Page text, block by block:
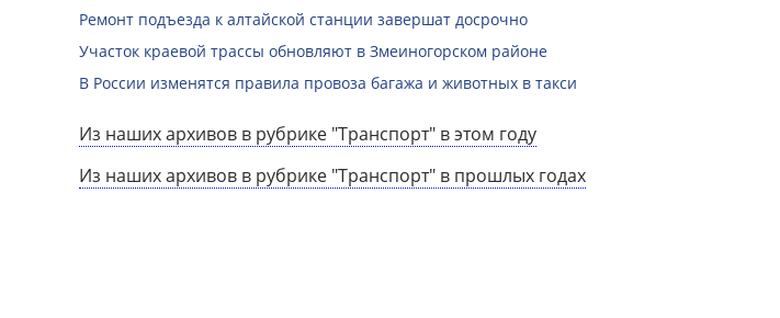
Ремонт подъезда к алтайской станции завершат досрочно
Участок краевой трассы обновляют в Змеиногорском районе
В России изменятся правила провоза багажа и животных в такси
Из наших архивов в рубрике "Транспорт" в этом году
Из наших архивов в рубрике "Транспорт" в прошлых годах